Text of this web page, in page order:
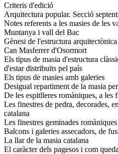
Criteris d'edició
Arquitectura popular. Secció
Notes referents a les masies de les
Muntanya i vall del Bac
Gènesi de l'estructura
Can Masferrer d'Osormort
Els tipus de masia d'estructura
d'estar distribuïts pel país
Els tipus de masies amb galeries
Desigual repartiment de la masia
De les espitlleres romàniques, a les
Les finestres de pedra, decorades,
catalana
Les finestres geminades romàniques
Balcons i galeries assecadors, de
La llar de la masia catalana
El caràcter dels pagesos i com